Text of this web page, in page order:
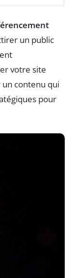
un public
votre site
contenu qui
pour